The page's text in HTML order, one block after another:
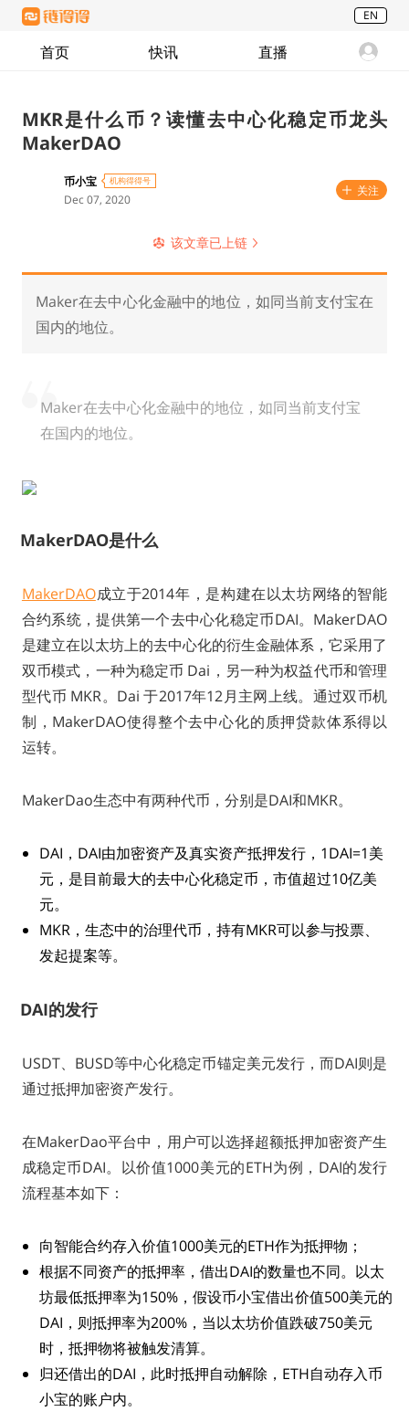
EN
首页 快讯 直播
MKR是什么币？读懂去中心化稳定币龙头
MakerDAO
币小宝 机构得得号
Dec 07, 2020
关注
该文章已上链
Maker在去中心化金融中的地位，如同当前支付宝在
国内的地位。
Maker在去中心化金融中的地位，如同当前支付宝
在国内的地位。
MakerDAO是什么
MakerDAO成立于2014年，是构建在以太坊网络的智能
合约系统，提供第一个去中心化稳定币DAI。MakerDAO
是建立在以太坊上的去中心化的衍生金融体系，它采用了
双币模式，一种为稳定币 Dai，另一种为权益代币和管理
型代币 MKR。Dai 于2017年12月主网上线。通过双币机
制，MakerDAO使得整个去中心化的质押贷款体系得以
运转。
MakerDao生态中有两种代币，分别是DAI和MKR。
DAI，DAI由加密资产及真实资产抵押发行，1DAI=1美
元，是目前最大的去中心化稳定币，市值超过10亿美
元。
MKR，生态中的治理代币，持有MKR可以参与投票、
发起提案等。
DAI的发行
USDT、BUSD等中心化稳定币锚定美元发行，而DAI则是
通过抵押加密资产发行。
在MakerDao平台中，用户可以选择超额抵押加密资产生
成稳定币DAI。以价值1000美元的ETH为例，DAI的发行
流程基本如下：
向智能合约存入价值1000美元的ETH作为抵押物；
根据不同资产的抵押率，借出DAI的数量也不同。以太
坊最低抵押率为150%，假设币小宝借出价值500美元的
DAI，则抵押率为200%，当以太坊价值跌破750美元
时，抵押物将被触发清算。
归还借出的DAI，此时抵押自动解除，ETH自动存入币
小宝的账户内。